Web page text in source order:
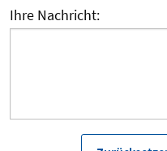
Ihre Nachricht: